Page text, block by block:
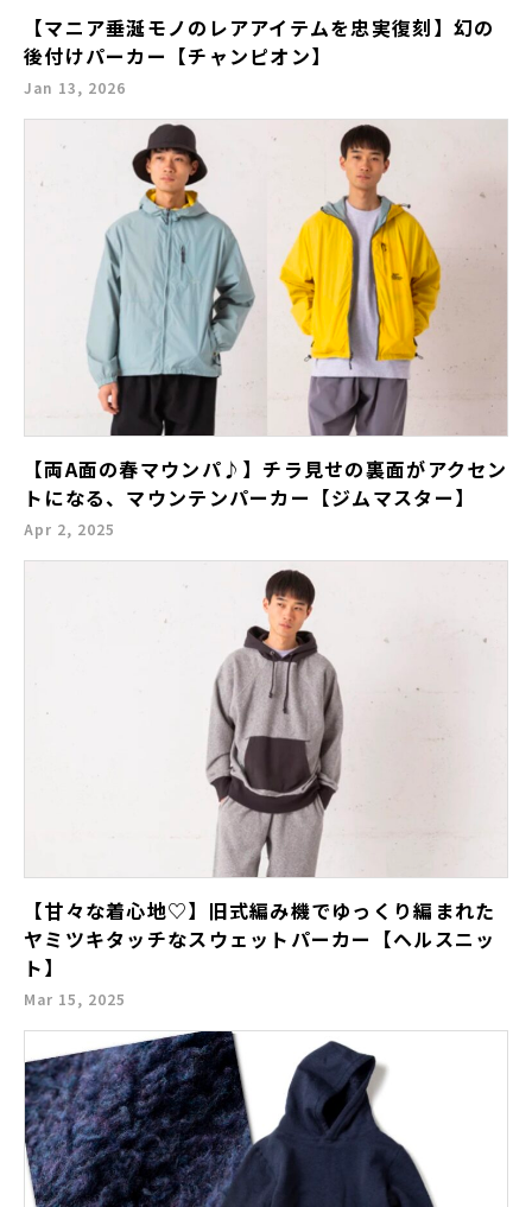
【マニア垂涎モノのレアアイテムを忠実復刻】幻の
後付けパーカー【チャンピオン】
Jan 13, 2026
【両A面の春マウンパ♪】チラ見せの裏面がアクセン
トになる、マウンテンパーカー【ジムマスター】
Apr 2, 2025
【甘々な着心地♡】旧式編み機でゆっくり編まれた
ヤミツキタッチなスウェットパーカー【ヘルスニッ
ト】
Mar 15, 2025